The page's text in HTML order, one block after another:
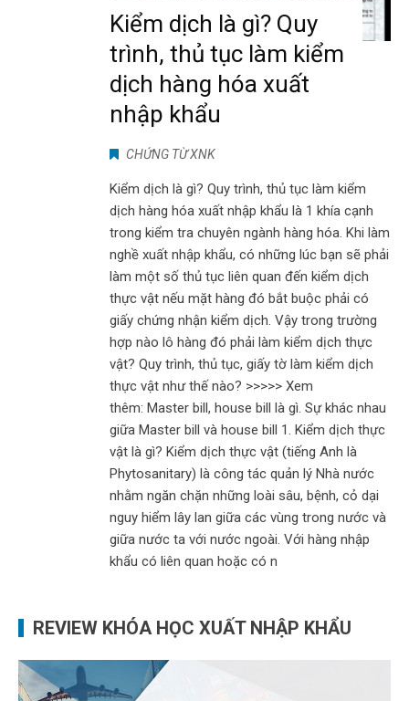
Kiểm dịch là gì? Quy
trình, thủ tục làm kiểm
dịch hàng hóa xuất
nhập khẩu
CHỨNG TỪ XNK
Kiểm dịch là gì? Quy trình, thủ tục làm kiểm
dịch hàng hóa xuất nhập khẩu là 1 khía cạnh
trong kiểm tra chuyên ngành hàng hóa. Khi làm
nghề xuất nhập khẩu, có những lúc bạn sẽ phải
làm một số thủ tục liên quan đến kiểm dịch
thực vật nếu mặt hàng đó bắt buộc phải có
giấy chứng nhận kiểm dịch. Vậy trong trường
hợp nào lô hàng đó phải làm kiểm dịch thực
vật? Quy trình, thủ tục, giấy tờ làm kiểm dịch
thực vật như thế nào? >>>>> Xem
thêm: Master bill, house bill là gì. Sự khác nhau
giữa Master bill và house bill 1. Kiểm dịch thực
vật là gì? Kiểm dịch thực vật (tiếng Anh là
Phytosanitary) là công tác quản lý Nhà nước
nhằm ngăn chặn những loài sâu, bệnh, cỏ dại
nguy hiểm lây lan giữa các vùng trong nước và
giữa nước ta với nước ngoài. Với hàng nhập
khẩu có liên quan hoặc có n
REVIEW KHÓA HỌC XUẤT NHẬP KHẨU